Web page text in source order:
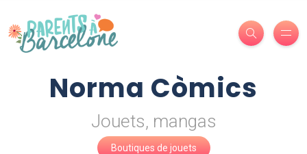
Norma Còmics
Jouets, mangas
Boutiques de jouets